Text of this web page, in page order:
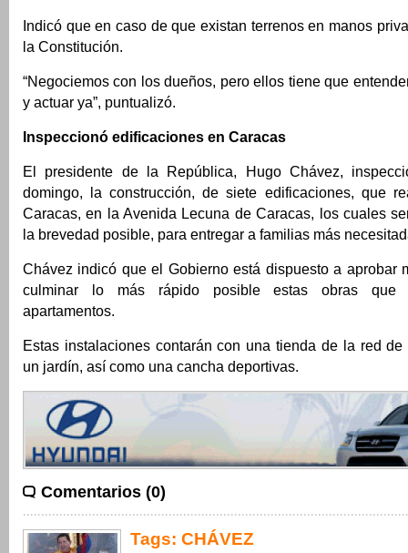
Indicó que en caso de que existan terrenos en manos
la Constitución.
“Negociemos con los dueños, pero ellos tiene que
y actuar ya”, puntualizó.
Inspeccionó edificaciones en Caracas
El presidente de la República, Hugo Chávez,
domingo, la construcción, de siete edificaciones, que
Caracas, en la Avenida Lecuna de Caracas, los cuales
la brevedad posible, para entregar a familias más
Chávez indicó que el Gobierno está dispuesto a aprobar
culminar lo más rápido posible estas obras que
apartamentos.
Estas instalaciones contarán con una tienda de la red de
un jardín, así como una cancha deportivas.
Comentarios (0)
Tags: CHÁVEZ